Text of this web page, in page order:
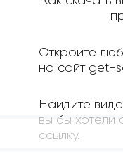
Откройте
на сайт get-
Найдите
вы бы хотели
ссылку.